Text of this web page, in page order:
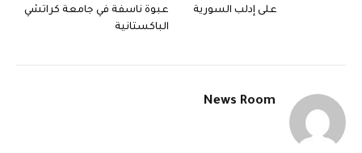
على إدلب السورية
عبوة ناسفة في جامعة كراتشي
الباكستانية
News Room